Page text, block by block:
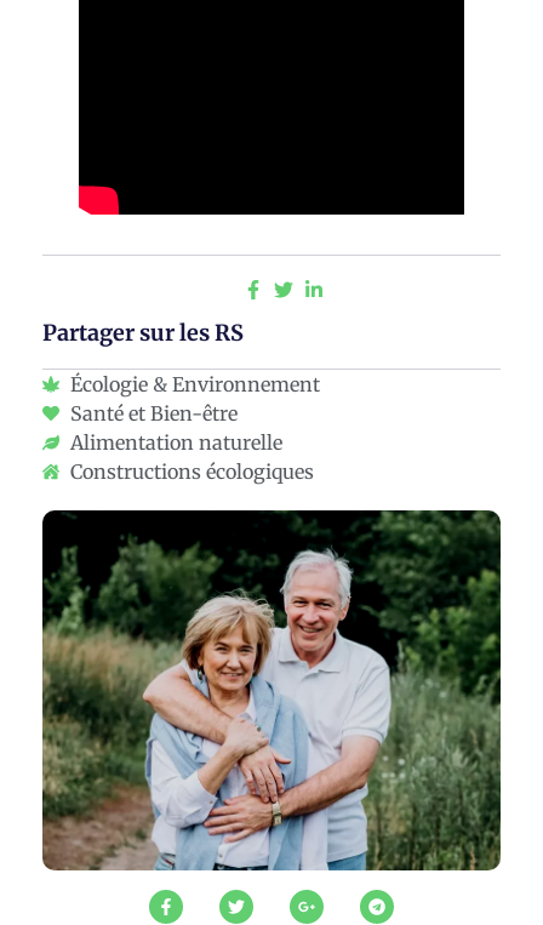
Partager sur les RS
Écologie & Environnement
Santé et Bien-être
Alimentation naturelle
Constructions écologiques